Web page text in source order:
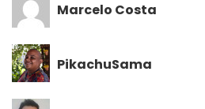
Marcelo Costa
PikachuSama